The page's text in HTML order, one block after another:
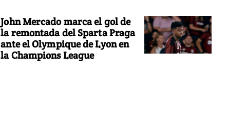
John Mercado marca el gol de
la remontada del Sparta Praga
ante el Olympique de Lyon en
la Champions League